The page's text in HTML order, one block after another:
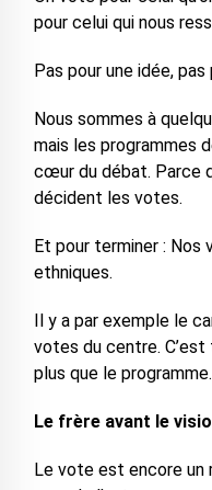
pour celui qui nous
Pas pour une idée,
Nous sommes à
mais les programmes
cœur du débat. Parce
décident les votes.
Et pour terminer :
ethniques.
Il y a par exemple le
votes du centre.
plus que le programme.
Le frère avant le
Le vote est encore un